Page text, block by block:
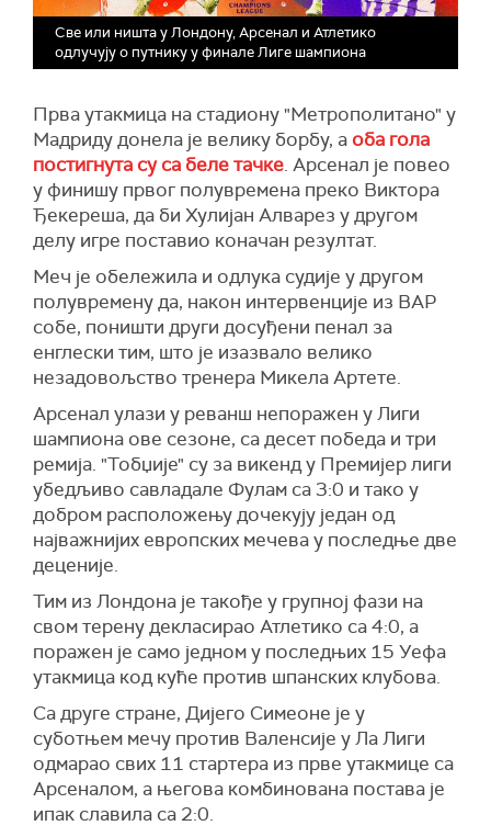
Све или ништа у Лондону, Арсенал и Атлетико
одлучују о путнику у финале Лиге шампиона
Прва утакмица на стадиону "Метрополитано" у
Мадриду донела је велику борбу, а оба гола
постигнута су са беле тачке. Арсенал је повео
у финишу првог полувремена преко Виктора
Ђекереша, да би Хулијан Алварез у другом
делу игре поставио коначан резултат.
Меч је обележила и одлука судије у другом
полувремену да, након интервенције из ВАР
собе, поништи други досуђени пенал за
енглески тим, што је изазвало велико
незадовољство тренера Микела Артете.
Арсенал улази у реванш непоражен у Лиги
шампиона ове сезоне, са десет победа и три
ремија. "Тобџије" су за викенд у Премијер лиги
убедљиво савладале Фулам са 3:0 и тако у
добром расположењу дочекују један од
најважнијих европских мечева у последње две
деценије.
Тим из Лондона је такође у групној фази на
свом терену декласирао Атлетико са 4:0, а
поражен је само једном у последњих 15 Уефа
утакмица код куће против шпанских клубова.
Са друге стране, Дијего Симеоне је у
суботњем мечу против Валенсије у Ла Лиги
одмарао свих 11 стартера из прве утакмице са
Арсеналом, а његова комбинована постава је
ипак славила са 2:0.